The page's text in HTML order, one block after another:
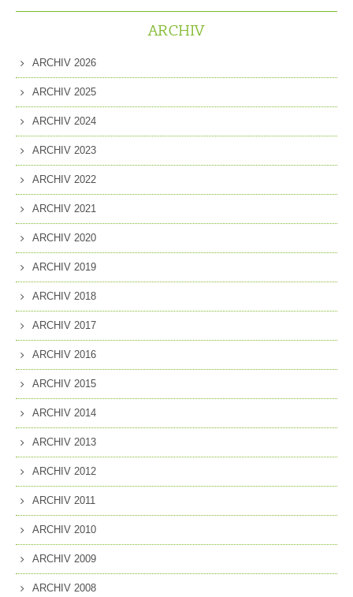
ARCHIV
ARCHIV 2026
ARCHIV 2025
ARCHIV 2024
ARCHIV 2023
ARCHIV 2022
ARCHIV 2021
ARCHIV 2020
ARCHIV 2019
ARCHIV 2018
ARCHIV 2017
ARCHIV 2016
ARCHIV 2015
ARCHIV 2014
ARCHIV 2013
ARCHIV 2012
ARCHIV 2011
ARCHIV 2010
ARCHIV 2009
ARCHIV 2008